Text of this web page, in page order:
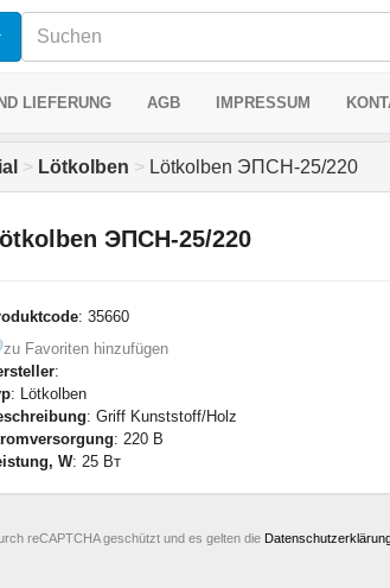
LIEFERUNG AGB IMPRESSUM
> Lötkolben > Lötkolben ЭПСН-25/220
ЭПСН-25/220
: 35660
zu Favoriten hinzufügen
:
: Lötkolben
: Griff Kunststoff/Holz
: 220 В
W: 25 Вт
reCAPTCHA geschützt und es gelten die